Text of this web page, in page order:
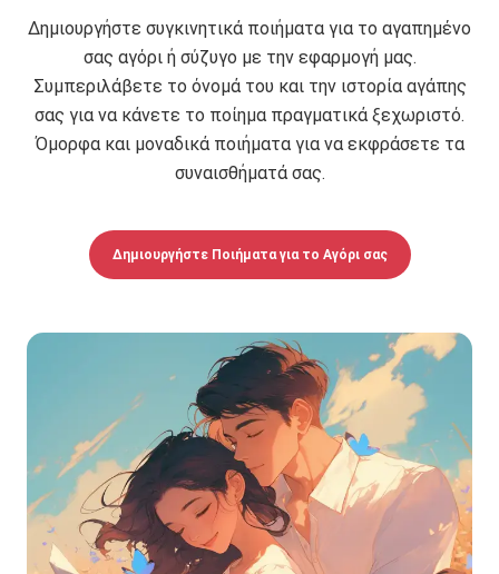
Δημιουργήστε συγκινητικά ποιήματα για το αγαπημένο
σας αγόρι ή σύζυγο με την εφαρμογή μας.
Συμπεριλάβετε το όνομά του και την ιστορία αγάπης
σας για να κάνετε το ποίημα πραγματικά ξεχωριστό.
Όμορφα και μοναδικά ποιήματα για να εκφράσετε τα
συναισθήματά σας.
Δημιουργήστε Ποιήματα για το Αγόρι σας